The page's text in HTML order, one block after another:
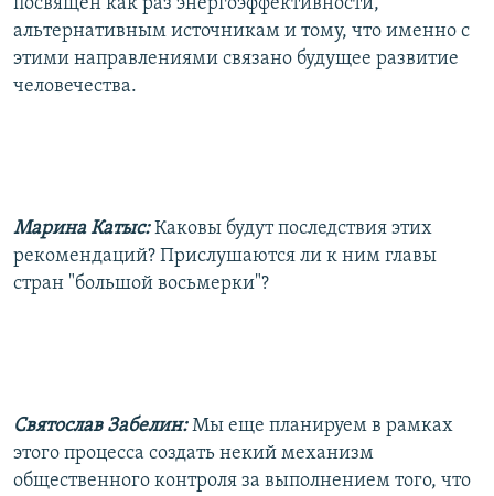
альтернативным источникам и тому, что именно с
этими направлениями связано будущее развитие
человечества.
Марина Катыс:Каковы будут последствия этих
рекомендаций? Прислушаются ли к ним главы
стран "большой восьмерки"?
Святослав Забелин:Мы еще планируем в рамках
этого процесса создать некий механизм
общественного контроля за выполнением того, что